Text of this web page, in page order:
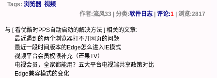
Tags: 浏览器 视频
作者:流风33 | 分类:软件日志 |评论:1 | 浏览:2817
与 [看优酷时PPS自动启动的解决方法 ] 相关的文章:
最近遇到的两个浏览器打不开网页的问题
最近一段时间版本的Edge怎么进入IE模式
视频平台会员权限补充（芒果TV）
电视会员，全家都能用？五大平台电视端共享政策对比
Edge兼容模式的变化